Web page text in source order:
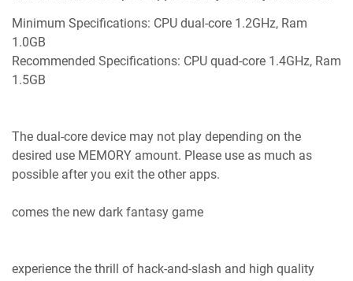
Minimum Specifications: CPU dual-core 1.2GHz, Ram
1.0GB
Recommended Specifications: CPU quad-core 1.4GHz, Ram
1.5GB
The dual-core device may not play depending on the
desired use MEMORY amount. Please use as much as
possible after you exit the other apps.
comes the new dark fantasy game
experience the thrill of hack-and-slash and high quality